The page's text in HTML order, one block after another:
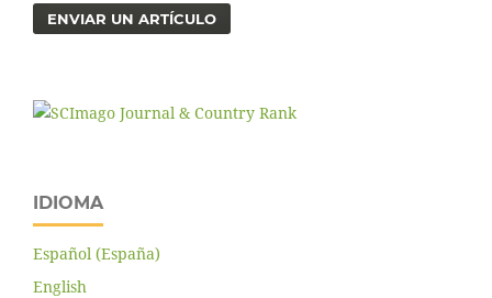
ENVIAR UN ARTÍCULO
IDIOMA
Español (España)
English